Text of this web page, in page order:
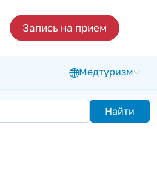
Запись на прием
Медтуризм
Найти